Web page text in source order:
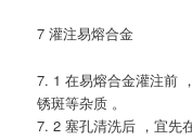
7 灌注易熔合金
7. 1 在易熔合金灌注前
锈斑等杂质 。
7. 2 塞孔清洗后 ，宜先